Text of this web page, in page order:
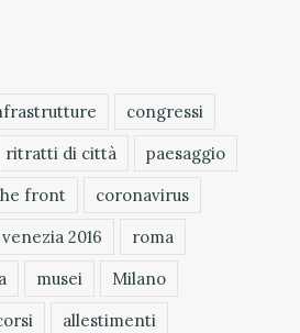
congressi
ritratti di città
paesaggio
front
coronavirus
2016
roma
musei
Milano
allestimenti